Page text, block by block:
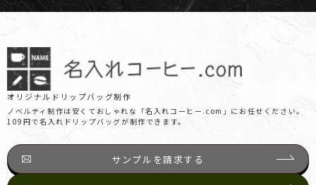
オリジナルドリップバッグ制作
ノベルティ制作は安くておしゃれな「名入れコーヒー.com」にお任せください。
109円で名入れドリップバッグが制作できます。
サンプルを請求する